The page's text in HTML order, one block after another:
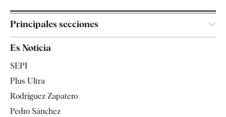
Principales secciones
España
Televisión
Es Noticia
SEPI
Plus Ultra
Rodríguez Zapatero
Pedro Sánchez